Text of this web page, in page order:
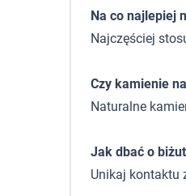
Na co najlepiej
Najczęściej
Czy kamienie
Naturalne
Jak dbać o
Unikaj kontaktu